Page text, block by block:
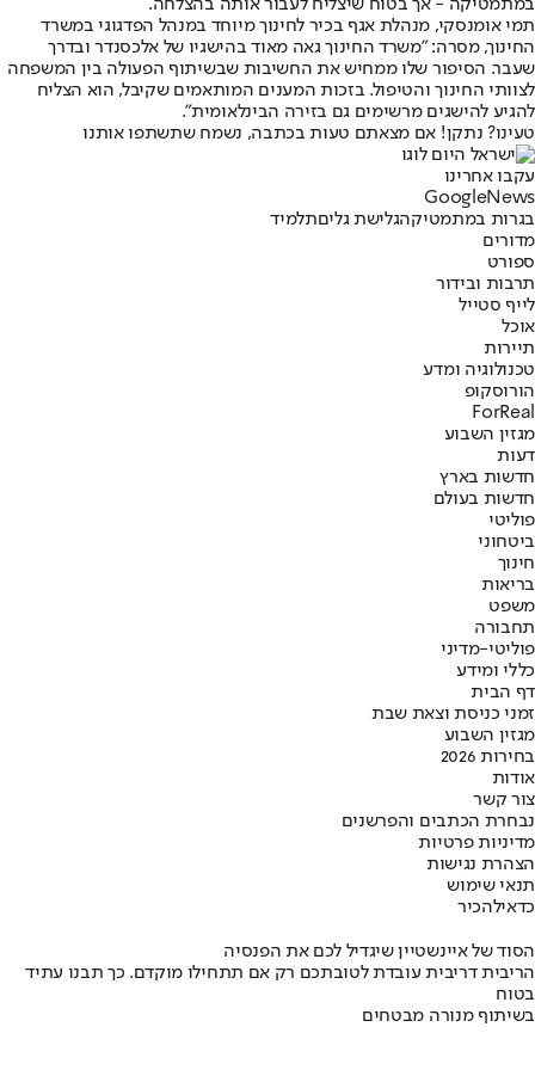
במתמטיקה - אך בטוח שיצליח לעבור אותה בהצלחה.
תמי אומנסקי, מנהלת אגף בכיר לחינוך מיוחד במנהל הפדגוגי במשרד
החינוך, מסרה: "משרד החינוך גאה מאוד בהישגיו של אלכסנדר ובדרך
שעבר. הסיפור שלו ממחיש את החשיבות שבשיתוף הפעולה בין המשפחה
לצוותי החינוך והטיפול. בזכות המענים המותאמים שקיבל, הוא הצליח
להגיע להישגים מרשימים גם בזירה הבינלאומית".
טעינו? נתקן! אם מצאתם טעות בכתבה, נשמח שתשתפו אותנו
עקבו אחרינו
Googl eNews
בגרות במתמטיקהגלישת גליםתלמיד
מדורים
ספורט
תרבות ובידור
לייף סטייל
אוכל
תיירות
טכנולוגיה ומדע
הורוסקופ
ForReal
מגזין השבוע
דעות
חדשות בארץ
חדשות בעולם
פוליטי
ביטחוני
חינוך
בריאות
משפט
תחבורה
פוליטי-מדיני
כללי ומידע
דף הבית
זמני כניסת וצאת שבת
מגזין השבוע
בחירות 2026
אודות
צור קשר
נבחרת הכתבים והפרשנים
מדיניות פרטיות
הצהרת נגישות
תנאי שימוש
כדאילהכיר
הסוד של איינשטיין שיגדיל לכם את הפנסיה
הריבית דריבית עובדת לטובתכם רק אם תתחילו מוקדם. כך תבנו עתיד
בטוח
בשיתוף מנורה מבטחים